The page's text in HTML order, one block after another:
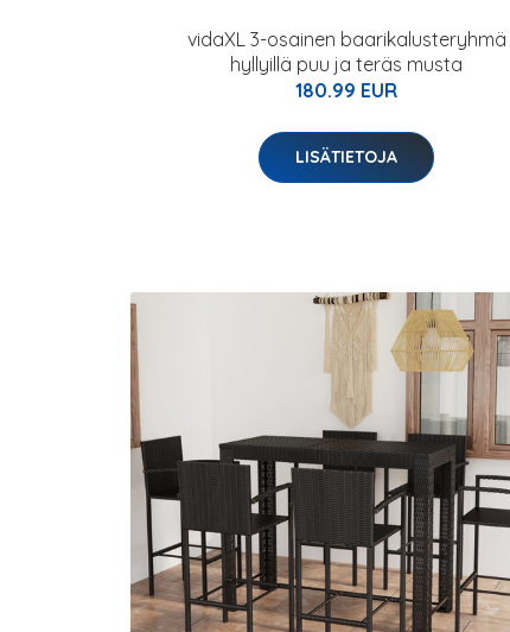
vidaXL 3-osainen baarikalusteryhmä
hyllyillä puu ja teräs musta
180.99 EUR
LISÄTIETOJA